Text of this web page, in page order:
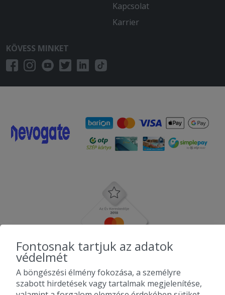
Kapcsolat
Karrier
KÖVESS MINKET
Fontosnak tartjuk az adatok
védelmét
A böngészési élmény fokozása, a személyre
szabott hirdetések vagy tartalmak megjelenítése,